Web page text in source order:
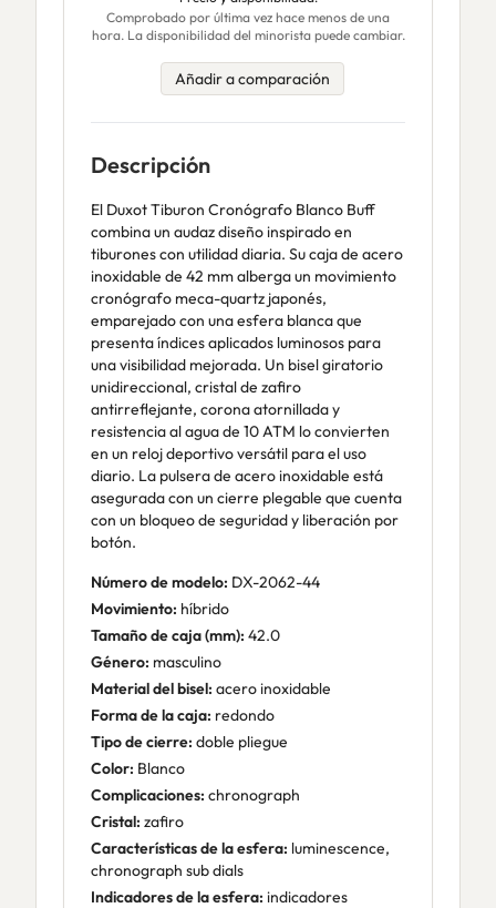
Comprobado por última vez hace menos de una
hora. La disponibilidad del minorista puede cambiar.
Añadir a comparación
Descripción
El Duxot Tiburon Cronógrafo Blanco Buff
combina un audaz diseño inspirado en
tiburones con utilidad diaria. Su caja de acero
inoxidable de 42 mm alberga un movimiento
cronógrafo meca-quartz japonés,
emparejado con una esfera blanca que
presenta índices aplicados luminosos para
una visibilidad mejorada. Un bisel giratorio
unidireccional, cristal de zafiro
antirreflejante, corona atornillada y
resistencia al agua de 10 ATM lo convierten
en un reloj deportivo versátil para el uso
diario. La pulsera de acero inoxidable está
asegurada con un cierre plegable que cuenta
con un bloqueo de seguridad y liberación por
botón.
Número de modelo: DX-2062-44
Movimiento: híbrido
Tamaño de caja (mm): 42.0
Género: masculino
Material del bisel: acero inoxidable
Forma de la caja: redondo
Tipo de cierre: doble pliegue
Color: Blanco
Complicaciones: chronograph
Cristal: zafiro
Características de la esfera: luminescence,
chronograph sub dials
Indicadores de la esfera: indicadores